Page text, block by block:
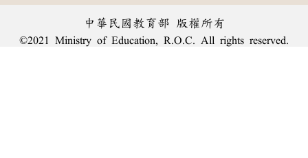
中華民國教育部 版權所有
©2021 Ministry of Education, R.O.C. All rights reserved.